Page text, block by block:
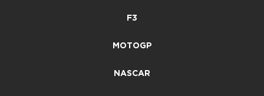
F3
MOTOGP
NASCAR